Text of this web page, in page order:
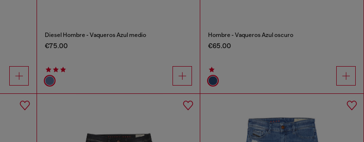
Diesel Hombre - Vaqueros Azul medio
€75.00
Hombre - Vaqueros Azul oscuro
€65.00